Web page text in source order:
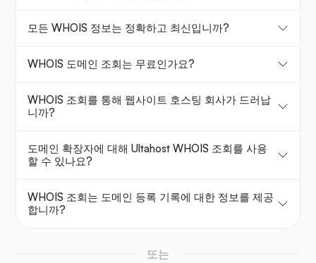
모든 WHOIS 정보는 정확하고 최신입니까?
WHOIS 도메인 조회는 무료인가요?
WHOIS 조회를 통해 웹사이트 호스팅 회사가 드러납
니까?
도메인 확장자에 대해 Ultahost WHOIS 조회를 사용
할 수 있나요?
WHOIS 조회는 도메인 등록 기록에 대한 정보를 제공
합니까?
또는